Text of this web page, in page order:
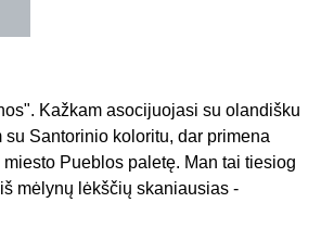
Kažkam asocijuojasi su olandišku
su Santorinio koloritu, dar primena
Pueblos paletę. Man tai tiesiog
mėlynų lėkščių skaniausias -